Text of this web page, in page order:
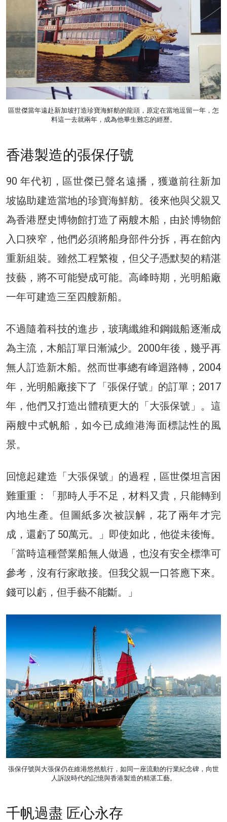
區世傑當年遠赴新加坡打造珍寶海鮮舫的龍頭，原定在當地逗留一年，怎
料這一去就兩年，成為他畢生難忘的經歷。
香港製造的張保仔號
90 年代初，區世傑已聲名遠播，獲邀前往新加
坡協助建造當地的珍寶海鮮舫。後來他與父親又
為香港歷史博物館打造了兩艘木船，由於博物館
入口狹窄，他們必須將船身部件分拆，再在館內
重新組裝。雖然工程繁複，但父子憑默契的精湛
技藝，將不可能變成可能。高峰時期，光明船廠
一年可建造三至四艘新船。
不過隨着科技的進步，玻璃纖維和鋼鐵船逐漸成
為主流，木船訂單日漸減少。2000年後，幾乎再
無人訂造新木船。然而世事總有峰迴路轉，2004
年，光明船廠接下了「張保仔號」的訂單；2017
年，他們又打造出體積更大的「大張保號」。這
兩艘中式帆船，如今已成維港海面標誌性的風
景。
回憶起建造「大張保號」的過程，區世傑坦言困
難重重：「那時人手不足，材料又貴，只能轉到
內地生產。但圖紙多次被誤解，花了兩年才完
成，還虧了50萬元。」即使如此，他從未後悔。
「當時這種營業船無人做過，也沒有安全標準可
參考，沒有行家敢接。但我父親一口答應下來。
錢可以虧，但手藝不能斷。」
張保仔號與大張保仍在維港悠然航行，如同一座流動的行業紀念碑，向世
人訴說時代的記憶與香港製造的精湛工藝。
千帆過盡 匠心永存